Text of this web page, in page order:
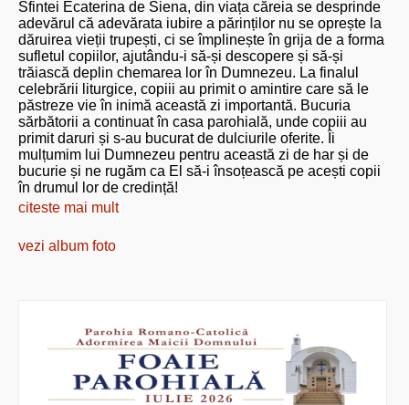
Sfintei Ecaterina de Siena, din viața căreia se desprinde
adevărul că adevărata iubire a părinților nu se oprește la
dăruirea vieții trupești, ci se împlinește în grija de a forma
sufletul copiilor, ajutându-i să-și descopere și să-și
trăiască deplin chemarea lor în Dumnezeu. La finalul
celebrării liturgice, copiii au primit o amintire care să le
păstreze vie în inimă această zi importantă. Bucuria
sărbătorii a continuat în casa parohială, unde copiii au
primit daruri și s-au bucurat de dulciurile oferite. Îi
mulțumim lui Dumnezeu pentru această zi de har și de
bucurie și ne rugăm ca El să-i însoțească pe acești copii
în drumul lor de credință!
citeste mai mult
vezi album foto